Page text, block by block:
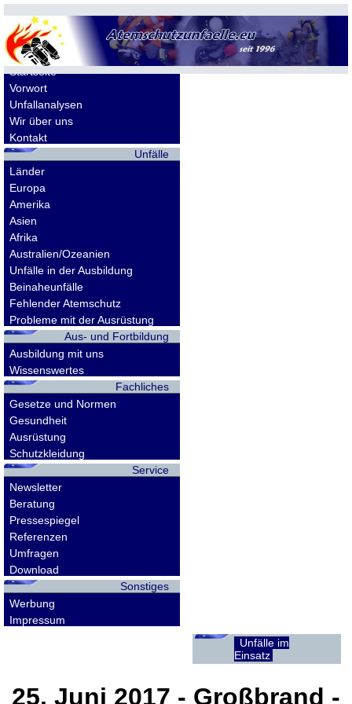
Allgemeines
Startseite
Vorwort
Unfallanalysen
Wir über uns
Kontakt
Unfälle
Länder
Europa
Amerika
Asien
Afrika
Australien/Ozeanien
Unfälle in der Ausbildung
Beinaheunfälle
Fehlender Atemschutz
Probleme mit der Ausrüstung
Aus- und Fortbildung
Ausbildung mit uns
Wissenswertes
Fachliches
Gesetze und Normen
Gesundheit
Ausrüstung
Schutzkleidung
Service
Newsletter
Beratung
Pressespiegel
Referenzen
Umfragen
Download
Sonstiges
Werbung
Impressum
Unfälle im
Einsatz
25. Juni 2017 - Großbrand -